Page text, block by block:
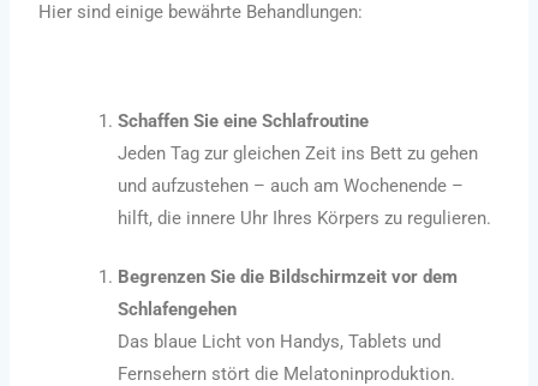
Hier sind einige bewährte Behandlungen:
Schaffen Sie eine Schlafroutine
Jeden Tag zur gleichen Zeit ins Bett zu gehen
und aufzustehen – auch am Wochenende –
hilft, die innere Uhr Ihres Körpers zu regulieren.
Begrenzen Sie die Bildschirmzeit vor dem
Schlafengehen
Das blaue Licht von Handys, Tablets und
Fernsehern stört die Melatoninproduktion.